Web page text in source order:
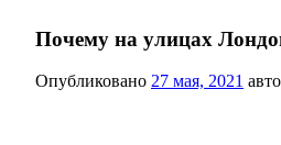
Почему на улицах
Опубликовано 27 мая, 2021